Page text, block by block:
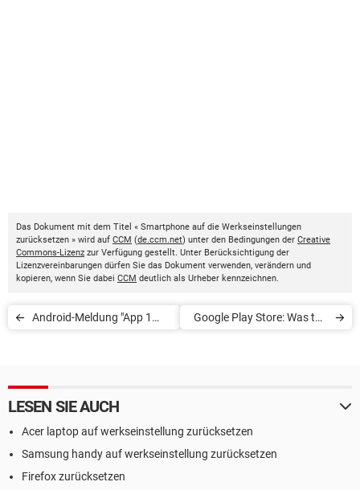
Das Dokument mit dem Titel « Smartphone auf die Werkseinstellungen
zurücksetzen » wird auf CCM (de.ccm.net) unter den Bedingungen der Creative
Commons-Lizenz zur Verfügung gestellt. Unter Berücksichtigung der
Lizenzvereinbarungen dürfen Sie das Dokument verwenden, verändern und
kopieren, wenn Sie dabei CCM deutlich als Urheber kennzeichnen.
Android-Meldung "App 1
Google Play Store: Was tun
LESEN SIE AUCH
Acer laptop auf werkseinstellung zurücksetzen
Samsung handy auf werkseinstellung zurücksetzen
Firefox zurücksetzen